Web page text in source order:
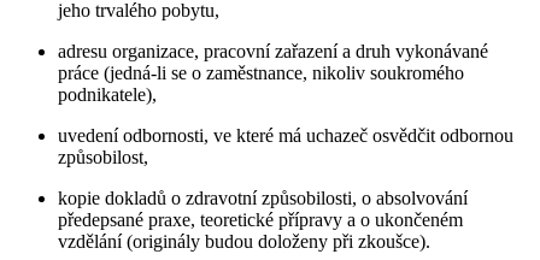
jeho trvalého pobytu,
adresu organizace, pracovní zařazení a druh vykonávané
práce (jedná-li se o zaměstnance, nikoliv soukromého
podnikatele),
uvedení odbornosti, ve které má uchazeč osvědčit odbornou
způsobilost,
kopie dokladů o zdravotní způsobilosti, o absolvování
předepsané praxe, teoretické přípravy a o ukončeném
vzdělání (originály budou doloženy při zkoušce).